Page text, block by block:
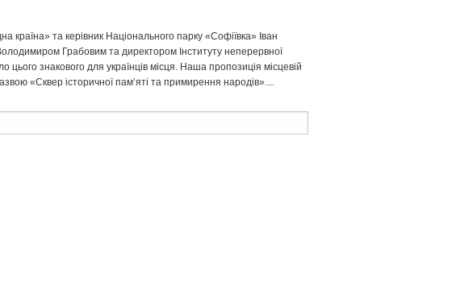
та керівник Національного парку «Софіївка» Іван
Грабовим та директором Інституту неперервної
знакового для українців місця. Наша пропозиція місцевій
«Сквер історичної памʼяті та примирення народів»....